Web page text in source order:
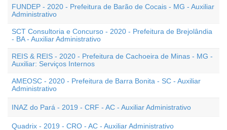
FUNDEP - 2020 - Prefeitura de Barão de Cocais - MG - Auxiliar
Administrativo
SCT Consultoria e Concurso - 2020 - Prefeitura de Brejolândia
- BA - Auxiliar Administrativo
REIS & REIS - 2020 - Prefeitura de Cachoeira de Minas - MG -
Auxiliar: Serviços Internos
AMEOSC - 2020 - Prefeitura de Barra Bonita - SC - Auxiliar
Administrativo
INAZ do Pará - 2019 - CRF - AC - Auxiliar Administrativo
Quadrix - 2019 - CRO - AC - Auxiliar Administrativo